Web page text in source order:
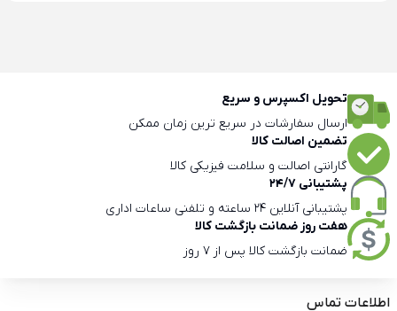
تحویل اکسپرس و سریع
ارسال سفارشات در سریع ترین زمان ممکن
تضمین اصالت کالا
گارانتی اصالت و سلامت فیزیکی کالا
پشتیبانی 24/7
پشتیبانی آنلاین 24 ساعته و تلفنی ساعات اداری
هفت روز ضمانت بازگشت کالا
ضمانت بازگشت کالا پس از 7 روز
اطلاعات تماس